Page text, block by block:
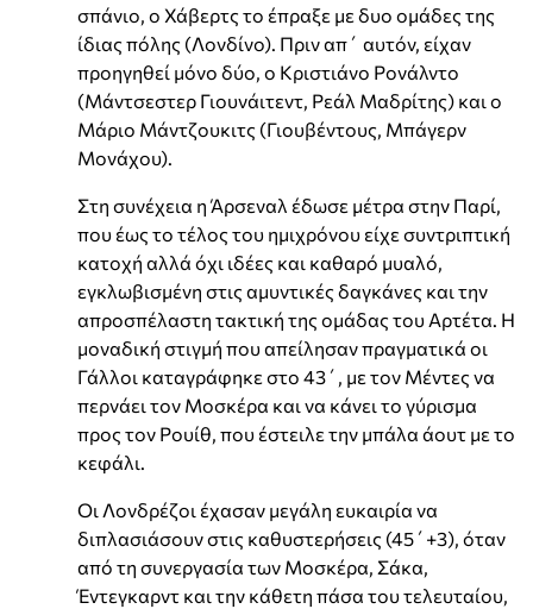
σπάνιο, ο Χάβερτς το έπραξε με δυο ομάδες της
ίδιας πόλης (Λονδίνο). Πριν απ΄ αυτόν, είχαν
προηγηθεί μόνο δύο, ο Κριστιάνο Ρονάλντο
(Μάντσεστερ Γιουνάιτεντ, Ρεάλ Μαδρίτης) και ο
Μάριο Μάντζουκιτς (Γιουβέντους, Μπάγερν
Μονάχου).
Στη συνέχεια η Άρσεναλ έδωσε μέτρα στην Παρί,
που έως το τέλος του ημιχρόνου είχε συντριπτική
κατοχή αλλά όχι ιδέες και καθαρό μυαλό,
εγκλωβισμένη στις αμυντικές δαγκάνες και την
απροσπέλαστη τακτική της ομάδας του Αρτέτα. Η
μοναδική στιγμή που απείλησαν πραγματικά οι
Γάλλοι καταγράφηκε στο 43΄, με τον Μέντες να
περνάει τον Μοσκέρα και να κάνει το γύρισμα
προς τον Ρουίθ, που έστειλε την μπάλα άουτ με το
κεφάλι.
Οι Λονδρέζοι έχασαν μεγάλη ευκαιρία να
διπλασιάσουν στις καθυστερήσεις (45΄+3), όταν
από τη συνεργασία των Μοσκέρα, Σάκα,
Έντεγκαρντ και την κάθετη πάσα του τελευταίου,